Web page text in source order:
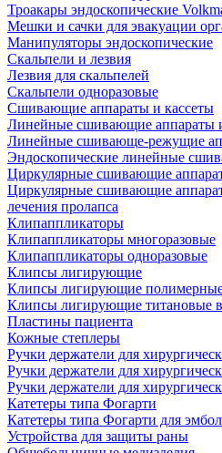
Троакары эндоскопические
Мешки и сачки для эвакуации
Манипуляторы эндоскопические
Скальпели и лезвия
Лезвия для скальпелей
Скальпели одноразовые
Сшивающие аппараты и кассеты
Линейные сшивающие аппараты
Линейные сшивающе-режущие
Эндоскопические линейные
Циркулярные сшивающие
Циркулярные сшивающие
лечения пролапса
Клипаппликаторы
Клипаппликаторы многоразовые
Клипаппликаторы одноразовые
Клипсы лигирующие
Клипсы лигирующие
Клипсы лигирующие титановые
Пластины пациента
Кожные степлеры
Ручки держатели для
Ручки держатели для
Ручки держатели для
Катетеры типа Фогарти
Катетеры типа Фогарти для
Устройства для защиты раны